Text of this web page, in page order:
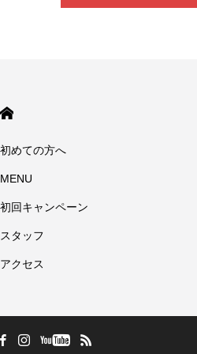
初めての方へ
MENU
初回キャンペーン
スタッフ
アクセス